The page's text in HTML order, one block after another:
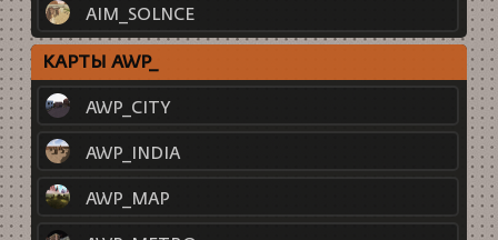
AIM_SOLNCE
КАРТЫ AWP_
AWP_CITY
AWP_INDIA
AWP_MAP